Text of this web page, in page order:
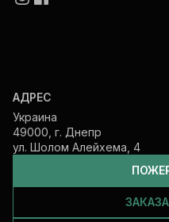
АДРЕС
Украина
49000, г. Днепр
ул. Шолом Алейхема, 4